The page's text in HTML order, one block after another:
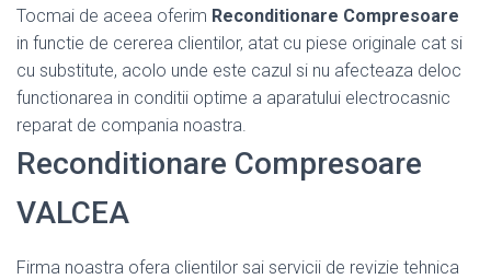
Tocmai de aceea oferim Reconditionare Compresoare
in functie de cererea clientilor, atat cu piese originale cat si
cu substitute, acolo unde este cazul si nu afecteaza deloc
functionarea in conditii optime a aparatului electrocasnic
reparat de compania noastra.
Reconditionare Compresoare
VALCEA
Firma noastra ofera clientilor sai servicii de revizie tehnica